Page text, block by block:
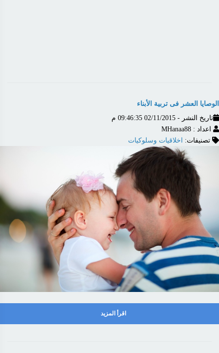
الوصايا العشر فى تربية الأبناء
تاريخ النشر - 02/11/2015 09:46:35 م
اعداد : MHanaa88
تصنيفات:
اخلاقيات وسلوكيات
اقرأ المزيد